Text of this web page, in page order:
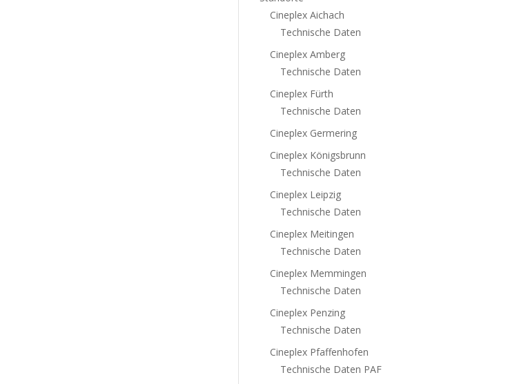
Cineplex Aichach
Technische Daten
Cineplex Amberg
Technische Daten
Cineplex Fürth
Technische Daten
Cineplex Germering
Cineplex Königsbrunn
Technische Daten
Cineplex Leipzig
Technische Daten
Cineplex Meitingen
Technische Daten
Cineplex Memmingen
Technische Daten
Cineplex Penzing
Technische Daten
Cineplex Pfaffenhofen
Technische Daten PAF